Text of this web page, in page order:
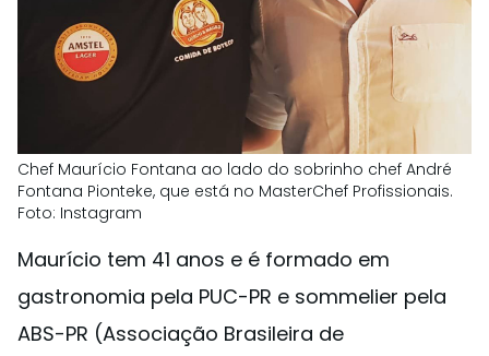
Chef Maurício Fontana ao lado do sobrinho chef André
Fontana Pionteke, que está no MasterChef Profissionais.
Foto: Instagram
Maurício tem 41 anos e é formado em
gastronomia pela PUC-PR e sommelier pela
ABS-PR (Associação Brasileira de